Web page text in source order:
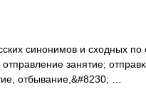
синонимов и сходных по
занятие;
отбывание,&#8230; …